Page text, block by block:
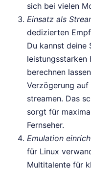
sich bei vielen
Einsatz als
dedizierten
Du kannst deine
leistungsstarken
berechnen
Verzögerung
streamen. Das
sorgt für
Fernseher.
Emulation
für Linux
Multitalente für